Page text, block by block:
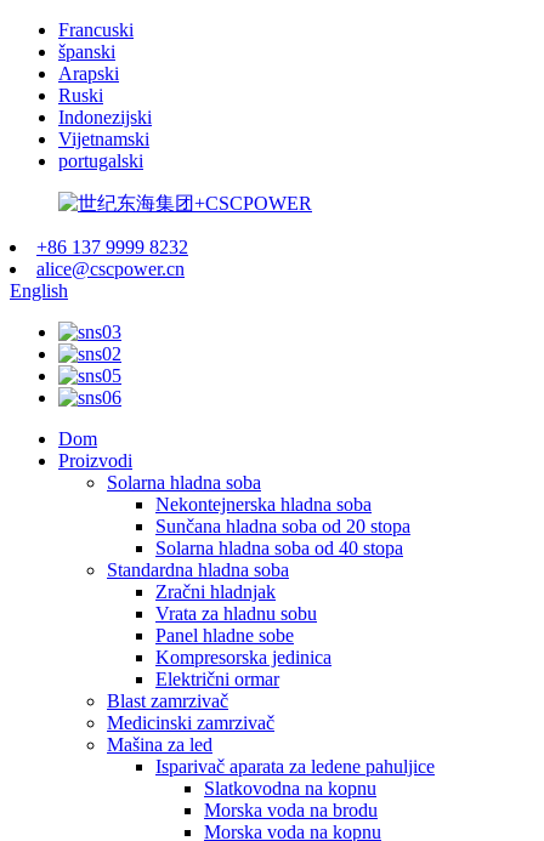
Francuski
španski
Arapski
Ruski
Indonezijski
Vijetnamski
portugalski
+86 137 9999 8232
alice@cscpower.cn
English
Dom
Proizvodi
Solarna hladna soba
Nekontejnerska hladna soba
Sunčana hladna soba od 20 stopa
Solarna hladna soba od 40 stopa
Standardna hladna soba
Zračni hladnjak
Vrata za hladnu sobu
Panel hladne sobe
Kompresorska jedinica
Električni ormar
Blast zamrzivač
Medicinski zamrzivač
Mašina za led
Isparivač aparata za ledene pahuljice
Slatkovodna na kopnu
Morska voda na brodu
Morska voda na kopnu